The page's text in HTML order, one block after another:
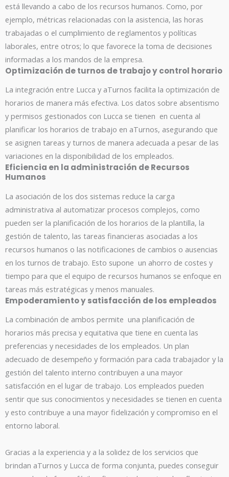
está llevando a cabo de los recursos humanos. Como, por
ejemplo, métricas relacionadas con la asistencia, las horas
trabajadas o el cumplimiento de reglamentos y políticas
laborales, entre otros; lo que favorece la toma de decisiones
informadas a los mandos de la empresa.
Optimización de turnos de trabajo y control horario
La integración entre Lucca y aTurnos facilita la optimización de
horarios de manera más efectiva. Los datos sobre absentismo
y permisos gestionados con Lucca se tienen en cuenta al
planificar los horarios de trabajo en aTurnos, asegurando que
se asignen tareas y turnos de manera adecuada a pesar de las
variaciones en la disponibilidad de los empleados.
Eficiencia en la administración de Recursos
Humanos
La asociación de los dos sistemas reduce la carga
administrativa al automatizar procesos complejos, como
pueden ser la planificación de los horarios de la plantilla, la
gestión de talento, las tareas financieras asociadas a los
recursos humanos o las notificaciones de cambios o ausencias
en los turnos de trabajo. Esto supone un ahorro de costes y
tiempo para que el equipo de recursos humanos se enfoque en
tareas más estratégicas y menos manuales.
Empoderamiento y satisfacción de los empleados
La combinación de ambos permite una planificación de
horarios más precisa y equitativa que tiene en cuenta las
preferencias y necesidades de los empleados. Un plan
adecuado de desempeño y formación para cada trabajador y la
gestión del talento interno contribuyen a una mayor
satisfacción en el lugar de trabajo. Los empleados pueden
sentir que sus conocimientos y necesidades se tienen en cuenta
y esto contribuye a una mayor fidelización y compromiso en el
entorno laboral.
Gracias a la experiencia y a la solidez de los servicios que
brindan aTurnos y Lucca de forma conjunta, puedes conseguir